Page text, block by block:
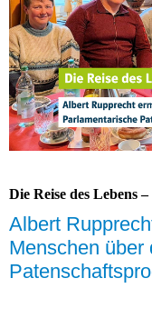
Die Reise des Lebens –
Albert
Menschen über